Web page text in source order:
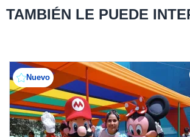
TAMBIÉN LE PUEDE
Nuevo